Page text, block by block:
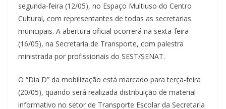
segunda-feira (12/05), no Espaço Multiuso do Centro
Cultural, com representantes de todas as secretarias
municipais. A abertura oficial ocorrerá na sexta-feira
(16/05), na Secretaria de Transporte, com palestra
ministrada por profissionais do SEST/SENAT.
O “Dia D” da mobilização está marcado para terça-feira
(20/05), quando será realizada distribuição de material
informativo no setor de Transporte Escolar da Secretaria